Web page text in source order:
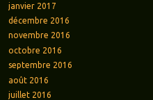
janvier 2017
décembre 2016
novembre 2016
octobre 2016
septembre 2016
août 2016
juillet 2016